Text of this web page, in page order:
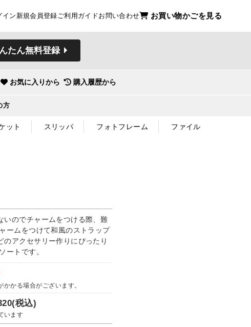
イン 新規会員登録ご利用ガイドお問い合わせ お買い物かごを見る
たん無料登録
お気に入りから 購入履歴から
方
ット スリッパ フォトフレーム ファイル
いのでチャームをつける際、難
ームをつけて和風のストラップ
アクセサリー作りにぴったり
ートです。
かる場合がございます。
(税込)
います